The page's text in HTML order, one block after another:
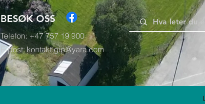
BESØK OSS
Telefon: +47 757 19 900
E-post: kontakt.gip@yara.com